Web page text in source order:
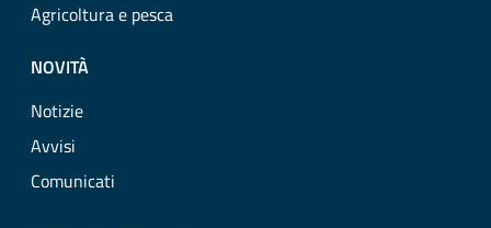
Agricoltura e pesca
NOVITÀ
Notizie
Avvisi
Comunicati